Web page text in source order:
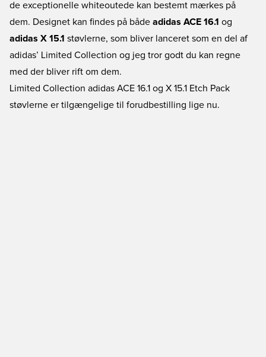
de exceptionelle whiteoutede kan bestemt mærkes på
dem. Designet kan findes på både adidas ACE 16.1 og
adidas X 15.1 støvlerne, som bliver lanceret som en del af
adidas’ Limited Collection og jeg tror godt du kan regne
med der bliver rift om dem.
Limited Collection adidas ACE 16.1 og X 15.1 Etch Pack
støvlerne er tilgængelige til forudbestilling lige nu.